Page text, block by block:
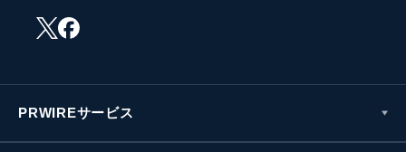
PRWIREサービス